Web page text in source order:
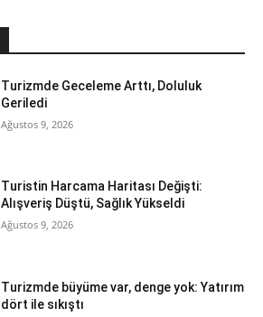
Turizmde Geceleme Arttı, Doluluk
Geriledi
Ağustos 9, 2026
Turistin Harcama Haritası Değişti:
Alışveriş Düştü, Sağlık Yükseldi
Ağustos 9, 2026
Turizmde büyüme var, denge yok: Yatırım
dört ile sıkıştı